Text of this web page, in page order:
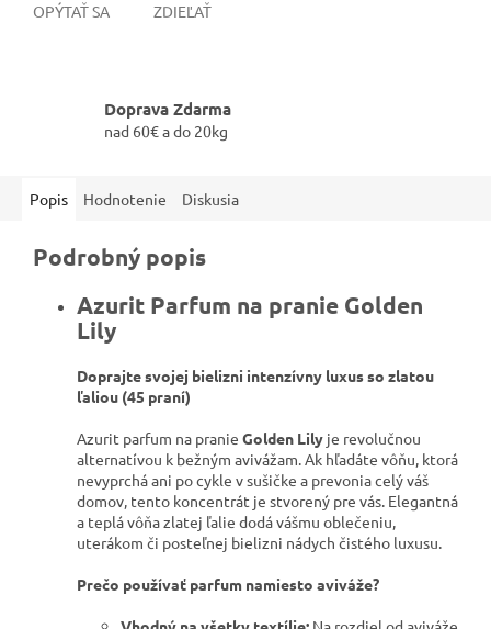
OPÝTAŤ SA ZDIEĽAŤ
Doprava Zdarma
nad 60€ a do 20kg
Popis Hodnotenie Diskusia
Podrobný popis
Azurit Parfum na pranie Golden
Lily
Doprajte svojej bielizni intenzívny luxus so zlatou
ľaliou (45 praní)
Azurit parfum na pranie Golden Lily je revolučnou
alternatívou k bežným avivážam. Ak hľadáte vôňu, ktorá
nevyprchá ani po cykle v sušičke a prevonia celý váš
domov, tento koncentrát je stvorený pre vás. Elegantná
a teplá vôňa zlatej ľalie dodá vášmu oblečeniu,
uterákom či posteľnej bielizni nádych čistého luxusu.
Prečo používať parfum namiesto aviváže?